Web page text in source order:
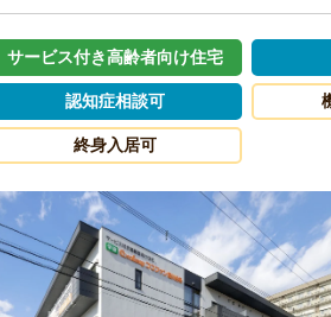
サービス付き高齢者向け住宅
認知症相談可
終身入居可